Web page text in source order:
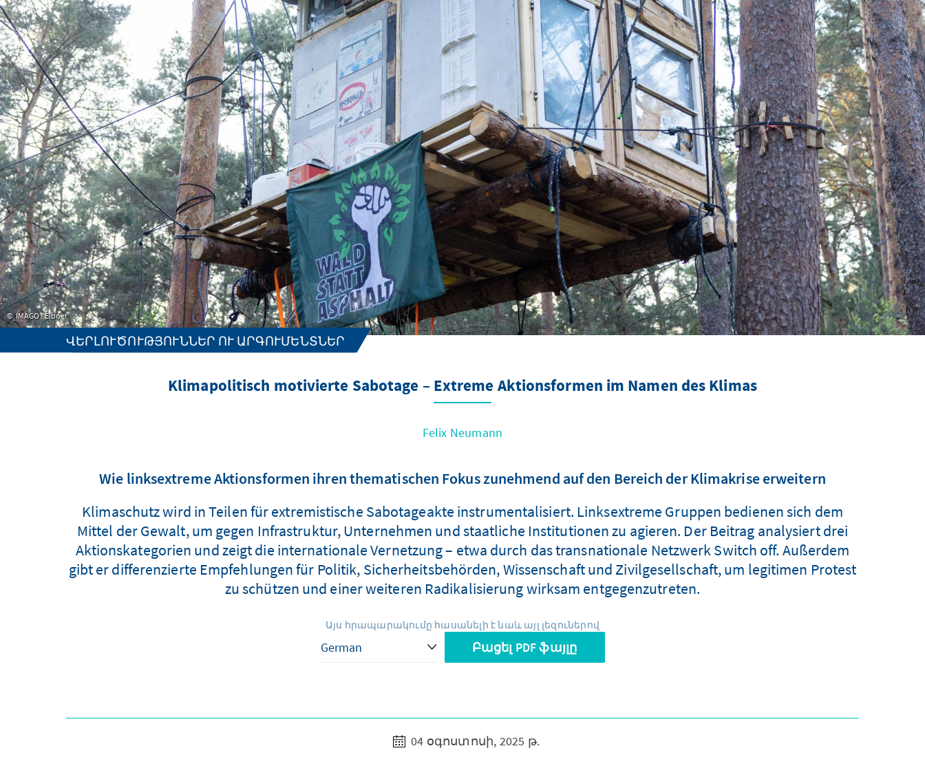
IMAGO / Eibner
ՎԵՐԼՈՒԾՈՒԹՅՈՒՆՆԵՐ ՈՒ ԱՐԳՈՒՄԵՆՏՆԵՐ
Klimapolitisch motivierte Sabotage – Extreme Aktionsformen im Namen des Klimas
Felix Neumann
Wie linksextreme Aktionsformen ihren thematischen Fokus zunehmend auf den Bereich der Klimakrise erweitern
Klimaschutz wird in Teilen für extremistische Sabotageakte instrumentalisiert. Linksextreme Gruppen bedienen sich dem
Mittel der Gewalt, um gegen Infrastruktur, Unternehmen und staatliche Institutionen zu agieren. Der Beitrag analysiert drei
Aktionskategorien und zeigt die internationale Vernetzung – etwa durch das transnationale Netzwerk Switch off. Außerdem
gibt er differenzierte Empfehlungen für Politik, Sicherheitsbehörden, Wissenschaft und Zivilgesellschaft, um legitimen Protest
zu schützen und einer weiteren Radikalisierung wirksam entgegenzutreten.
Այս հրապարակումը հասանելի է նաև այլ լեզուներով
Բացել PDF ֆայլը
04 օգոստոսի, 2025 թ.